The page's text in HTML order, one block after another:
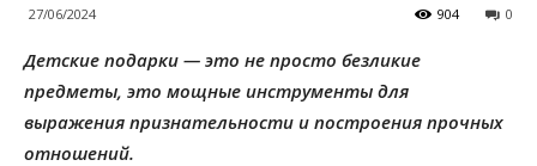
27/06/2024 0
904
Детские подарки — это не просто безликие
предметы, это мощные инструменты для
выражения признательности и построения прочных
отношений.